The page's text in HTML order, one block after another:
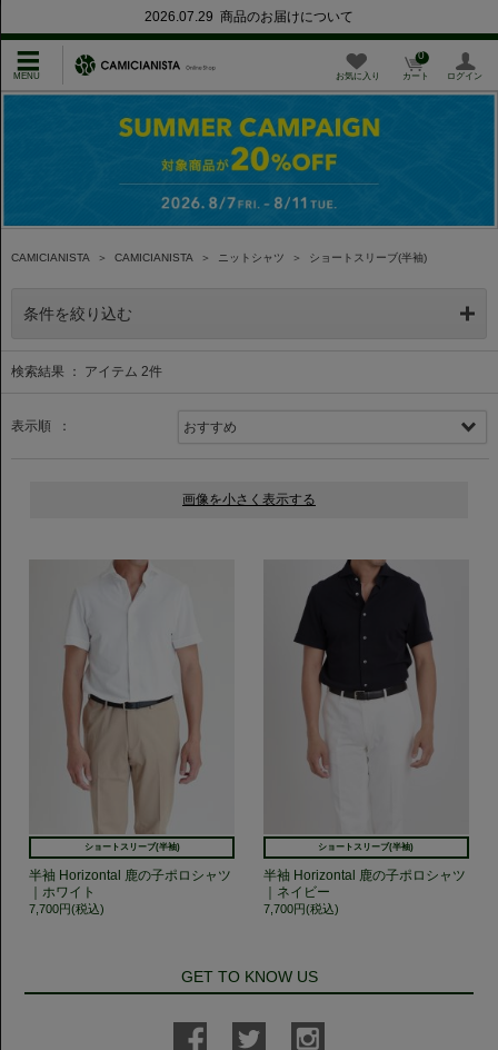
2026.07.29 商品のお届けについて
お気に入り カート
0
ログイン
CAMICIANISTA ＞ CAMICIANISTA ＞ ニットシャツ ＞ ショートスリーブ(半袖)
条件を絞り込む
検索結果 ： アイテム 2件
表示順 ：
ショートスリーブ(半袖)
半袖 Horizontal 鹿の子ポロシャツ
｜ホワイト
7,700円(税込)
ショートスリーブ(半袖)
半袖 Horizontal 鹿の子ポロシャツ
｜ネイビー
7,700円(税込)
GET TO KNOW US